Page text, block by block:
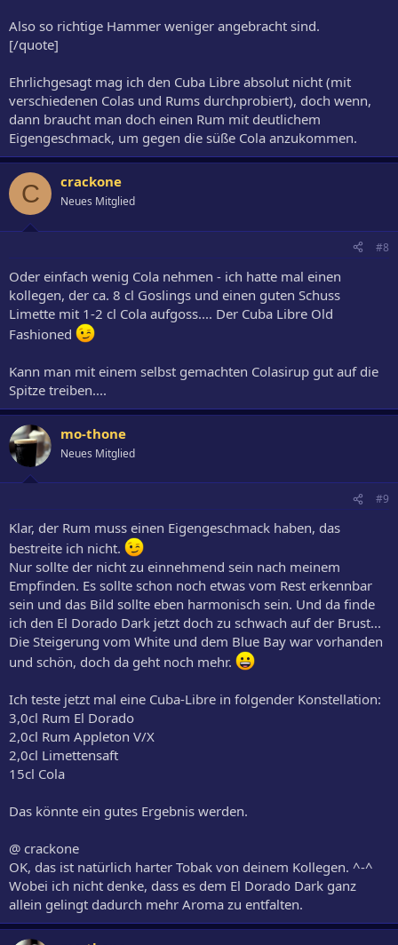
Also so richtige Hammer weniger angebracht sind.
[/quote]
Ehrlichgesagt mag ich den Cuba Libre absolut nicht (mit
verschiedenen Colas und Rums durchprobiert), doch wenn,
dann braucht man doch einen Rum mit deutlichem
Eigengeschmack, um gegen die süße Cola anzukommen.
C crackone
Neues Mitglied
#8
Oder einfach wenig Cola nehmen - ich hatte mal einen
kollegen, der ca. 8 cl Goslings und einen guten Schuss
Limette mit 1-2 cl Cola aufgoss.... Der Cuba Libre Old
Fashioned
Kann man mit einem selbst gemachten Colasirup gut auf die
Spitze treiben....
mo-thone
Neues Mitglied
#9
Klar, der Rum muss einen Eigengeschmack haben, das
bestreite ich nicht.
Nur sollte der nicht zu einnehmend sein nach meinem
Empfinden. Es sollte schon noch etwas vom Rest erkennbar
sein und das Bild sollte eben harmonisch sein. Und da finde
ich den El Dorado Dark jetzt doch zu schwach auf der Brust...
Die Steigerung vom White und dem Blue Bay war vorhanden
und schön, doch da geht noch mehr.
Ich teste jetzt mal eine Cuba-Libre in folgender Konstellation:
3,0cl Rum El Dorado
2,0cl Rum Appleton V/X
2,0cl Limettensaft
15cl Cola
Das könnte ein gutes Ergebnis werden.
@ crackone
OK, das ist natürlich harter Tobak von deinem Kollegen. ^-^
Wobei ich nicht denke, dass es dem El Dorado Dark ganz
allein gelingt dadurch mehr Aroma zu entfalten.